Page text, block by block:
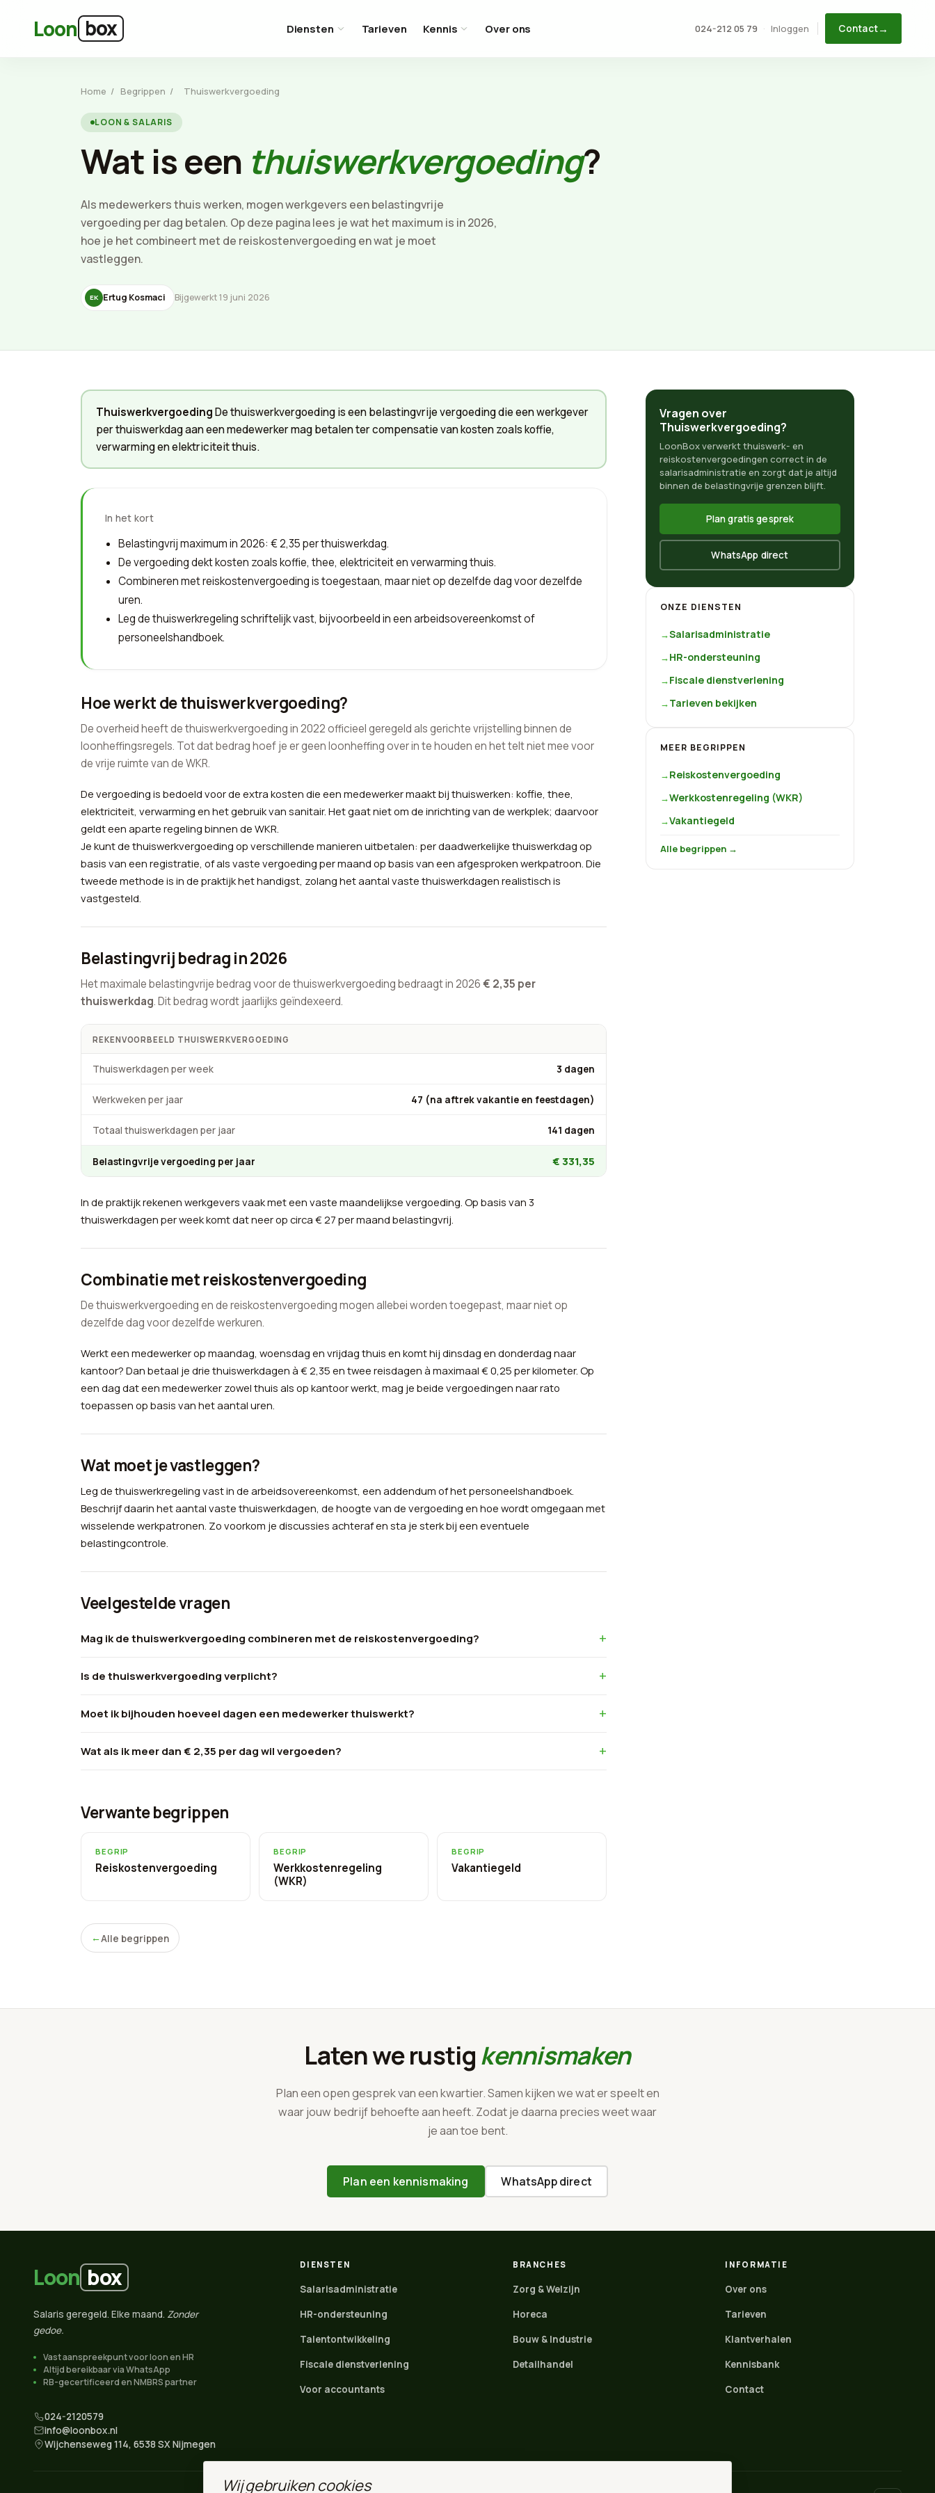
Loon box Diensten Tarieven Kennis Over ons 024-212 05 79 · Inloggen Contact→
Home / Begrippen / Thuiswerkvergoeding
LOON & SALARIS
Wat is een thuiswerkvergoeding?
Als medewerkers thuis werken, mogen werkgevers een belastingvrije
vergoeding per dag betalen. Op deze pagina lees je wat het maximum is in 2026,
hoe je het combineert met de reiskostenvergoeding en wat je moet
vastleggen.
EK Ertug Kosmaci Bijgewerkt 19 juni 2026
ThuiswerkvergoedingDe thuiswerkvergoeding is een belastingvrije vergoeding die een werkgever
per thuiswerkdag aan een medewerker mag betalen ter compensatie van kosten zoals koffie,
verwarming en elektriciteit thuis.
In het kort
Belastingvrij maximum in 2026: € 2,35 per thuiswerkdag.
De vergoeding dekt kosten zoals koffie, thee, elektriciteit en verwarming thuis.
Combineren met reiskostenvergoeding is toegestaan, maar niet op dezelfde dag voor dezelfde
uren.
Leg de thuiswerkregeling schriftelijk vast, bijvoorbeeld in een arbeidsovereenkomst of
personeelshandboek.
Hoe werkt de thuiswerkvergoeding?
De overheid heeft de thuiswerkvergoeding in 2022 officieel geregeld als gerichte vrijstelling binnen de
loonheffingsregels. Tot dat bedrag hoef je er geen loonheffing over in te houden en het telt niet mee voor
de vrije ruimte van de WKR.
De vergoeding is bedoeld voor de extra kosten die een medewerker maakt bij thuiswerken: koffie, thee,
elektriciteit, verwarming en het gebruik van sanitair. Het gaat niet om de inrichting van de werkplek; daarvoor
geldt een aparte regeling binnen de WKR.
Je kunt de thuiswerkvergoeding op verschillende manieren uitbetalen: per daadwerkelijke thuiswerkdag op
basis van een registratie, of als vaste vergoeding per maand op basis van een afgesproken werkpatroon. Die
tweede methode is in de praktijk het handigst, zolang het aantal vaste thuiswerkdagen realistisch is
vastgesteld.
Belastingvrij bedrag in 2026
Het maximale belastingvrije bedrag voor de thuiswerkvergoeding bedraagt in 2026€ 2,35 per
thuiswerkdag. Dit bedrag wordt jaarlijks geïndexeerd.
REKENVOORBEELD THUISWERKVERGOEDING
Thuiswerkdagen per week 3 dagen
Werkweken per jaar 47 (na aftrek vakantie en feestdagen)
Totaal thuiswerkdagen per jaar 141 dagen
Belastingvrije vergoeding per jaar € 331,35
In de praktijk rekenen werkgevers vaak met een vaste maandelijkse vergoeding. Op basis van 3
thuiswerkdagen per week komt dat neer op circa € 27 per maand belastingvrij.
Combinatie met reiskostenvergoeding
De thuiswerkvergoeding en de reiskostenvergoeding mogen allebei worden toegepast, maar niet op
dezelfde dag voor dezelfde werkuren.
Werkt een medewerker op maandag, woensdag en vrijdag thuis en komt hij dinsdag en donderdag naar
kantoor? Dan betaal je drie thuiswerkdagen à € 2,35 en twee reisdagen à maximaal € 0,25 per kilometer. Op
een dag dat een medewerker zowel thuis als op kantoor werkt, mag je beide vergoedingen naar rato
toepassen op basis van het aantal uren.
Wat moet je vastleggen?
Leg de thuiswerkregeling vast in de arbeidsovereenkomst, een addendum of het personeelshandboek.
Beschrijf daarin het aantal vaste thuiswerkdagen, de hoogte van de vergoeding en hoe wordt omgegaan met
wisselende werkpatronen. Zo voorkom je discussies achteraf en sta je sterk bij een eventuele
belastingcontrole.
Veelgestelde vragen
Mag ik de thuiswerkvergoeding combineren met de reiskostenvergoeding?
Is de thuiswerkvergoeding verplicht?
Moet ik bijhouden hoeveel dagen een medewerker thuiswerkt?
Wat als ik meer dan € 2,35 per dag wil vergoeden?
Verwante begrippen
BEGRIP
Reiskostenvergoeding
BEGRIP
Werkkostenregeling
(WKR)
BEGRIP
Vakantiegeld
Alle begrippen
Vragen over
Thuiswerkvergoeding?
LoonBox verwerkt thuiswerk- en
reiskostenvergoedingen correct in de
salarisadministratie en zorgt dat je altijd
binnen de belastingvrije grenzen blijft.
Plan gratis gesprek
WhatsApp direct
ONZE DIENSTEN
Salarisadministratie
HR-ondersteuning
Fiscale dienstverlening
Tarieven bekijken
MEER BEGRIPPEN
Reiskostenvergoeding
Werkkostenregeling (WKR)
Vakantiegeld
Alle begrippen →
Laten we rustigkennismaken
Plan een open gesprek van een kwartier. Samen kijken we wat er speelt en
waar jouw bedrijf behoefte aan heeft. Zodat je daarna precies weet waar
je aan toe bent.
Plan een kennismaking WhatsApp direct
Loon box
Salaris geregeld. Elke maand. Zonder
gedoe.
Vast aanspreekpunt voor loon en HR
Altijd bereikbaar via WhatsApp
RB-gecertificeerd en NMBRS partner
024-2120579
info@loonbox.nl
Wijchenseweg 114, 6538 SX Nijmegen
DIENSTEN
Salarisadministratie
HR-ondersteuning
Talentontwikkeling
Fiscale dienstverlening
Voor accountants
BRANCHES
Zorg & Welzijn
Horeca
Bouw & Industrie
Detailhandel
INFORMATIE
Over ons
Tarieven
Klantverhalen
Kennisbank
Contact
Wij gebruiken cookies